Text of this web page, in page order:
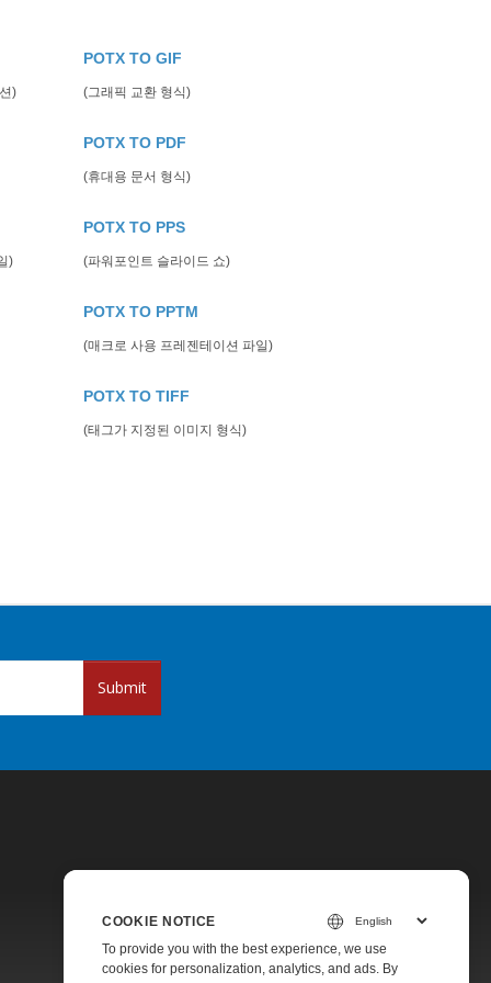
)
POTX TO GIF
(그래픽 교환 형식)
POTX TO PDF
(휴대용 문서 형식)
)
POTX TO PPS
(파워포인트 슬라이드 쇼)
POTX TO PPTM
(매크로 사용 프레젠테이션 파일)
POTX TO TIFF
(태그가 지정된 이미지 형식)
Submit
Pricing
COOKIE NOTICE
To provide you with the best experience, we use
cookies for personalization, analytics, and ads. By